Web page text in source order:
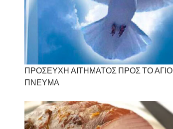
ΠΡΟΣΕΥΧΗ ΑΙΤΗΜΑΤΟΣ ΠΡΟΣ ΤΟ ΑΓΙΟ
ΠΝΕΥΜΑ